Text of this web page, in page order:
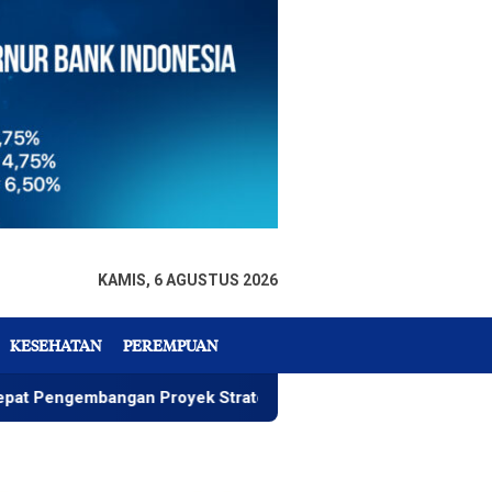
KAMIS, 6 AGUSTUS 2026
KESEHATAN PEREMPUAN
Proyek Strategis IGP Pomalaa